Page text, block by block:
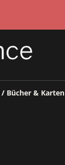
/ Bücher & Karten